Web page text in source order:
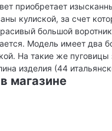
приобретает
кулиской, за счет
большой
Модель имеет два
На такие же пуговицы
изделия (44
магазине